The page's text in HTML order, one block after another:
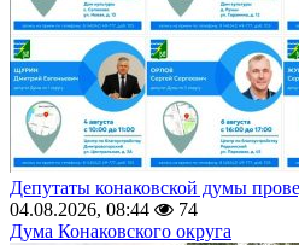
Депутаты конаковской думы
04.08.2026, 08:44
74
Дума Конаковского округа